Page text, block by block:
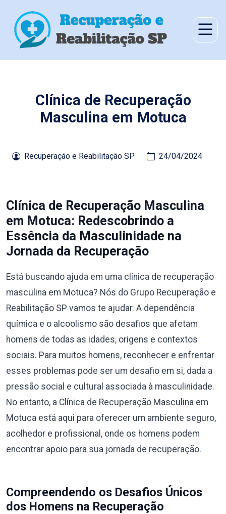
Clínica de Recuperação
Masculina em Motuca
Recuperação e Reabilitação SP 24/04/2024
Clínica de Recuperação Masculina
em Motuca: Redescobrindo a
Essência da Masculinidade na
Jornada da Recuperação
Está buscando ajuda em uma clínica de recuperação
masculina em Motuca? Nós do Grupo Recuperação e
Reabilitação SP vamos te ajudar. A dependência
química e o alcoolismo são desafios que afetam
homens de todas as idades, origens e contextos
sociais. Para muitos homens, reconhecer e enfrentar
esses problemas pode ser um desafio em si, dada a
pressão social e cultural associada à masculinidade.
No entanto, a Clínica de Recuperação Masculina em
Motuca está aqui para oferecer um ambiente seguro,
acolhedor e profissional, onde os homens podem
encontrar apoio para sua jornada de recuperação.
Compreendendo os Desafios Únicos
dos Homens na Recuperação